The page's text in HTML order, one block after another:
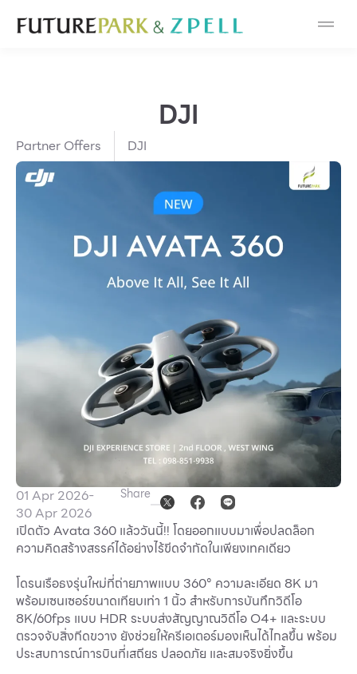
Cosmetic
Food
Gold & Jewelry
Mobile
Service
Superstores
F-MEMBER
Events & Promotions
Offers
Tourist
DJI
Partner Offers DJI
01 Apr 2026-
30 Apr 2026
Share
เปิดตัว Avata 360 แล้ววันนี้!! โดยออกแบบมาเพื่อปลดล็อก
ความคิดสร้างสรรค์ได้อย่างไร้ขีดจำกัดในเพียงเทคเดียว
โดรนเรือธงรุ่นใหม่ที่ถ่ายภาพแบบ 360° ความละเอียด 8K มา
พร้อมเซนเซอร์ขนาดเทียบเท่า 1 นิ้ว สำหรับการบันทึกวิดีโอ
8K/60fps แบบ HDR ระบบส่งสัญญาณวิดีโอ O4+ และระบบ
ตรวจจับสิ่งกีดขวาง ยังช่วยให้ครีเอเตอร์มองเห็นได้ไกลขึ้น พร้อม
ประสบการณ์การบินที่เสถียร ปลอดภัย และสมจริงยิ่งขึ้น